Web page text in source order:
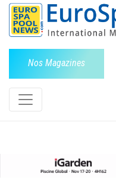
Nos Magazines